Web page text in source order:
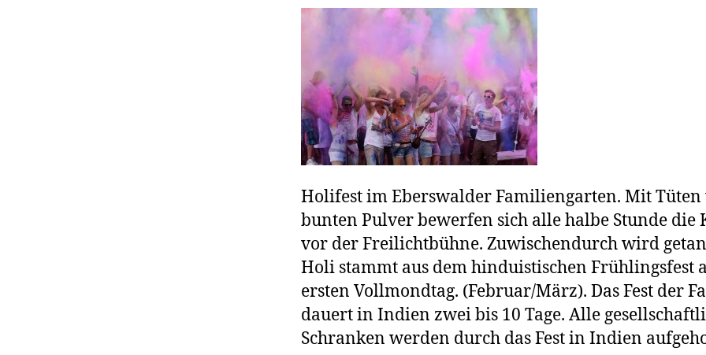
Holifest im Eberswalder Familiengarten. Mit
bunten Pulver bewerfen sich alle halbe Stunde die
vor der Freilichtbühne. Zuwischendurch wird
Holi stammt aus dem hinduistischen Frühlingsfest
ersten Vollmondtag. (Februar/März). Das Fest der
dauert in Indien zwei bis 10 Tage. Alle
Schranken werden durch das Fest in Indien